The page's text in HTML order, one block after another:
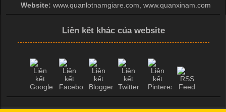
Website: www.quanlotnamgiare.com, www.quanxinam.com
Liên kết khác của website